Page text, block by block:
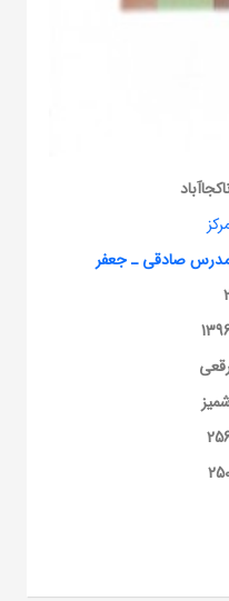
صادقی ـ جعفر